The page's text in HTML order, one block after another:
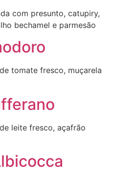
com presunto, catupiry,
bechamel e parmesão
tomate fresco, muçarela
leite fresco, açafrão